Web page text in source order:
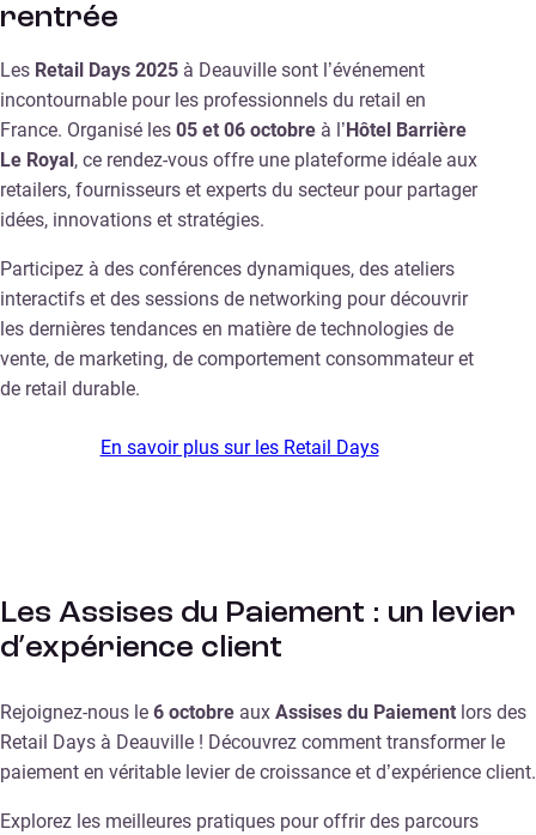
rentrée
Les Retail Days 2025 à Deauville sont l’événement
incontournable pour les professionnels du retail en
France. Organisé les 05 et 06 octobre à l’Hôtel Barrière
Le Royal, ce rendez-vous offre une plateforme idéale aux
retailers, fournisseurs et experts du secteur pour partager
idées, innovations et stratégies.
Participez à des conférences dynamiques, des ateliers
interactifs et des sessions de networking pour découvrir
les dernières tendances en matière de technologies de
vente, de marketing, de comportement consommateur et
de retail durable.
En savoir plus sur les Retail Days
Les Assises du Paiement : un levier
d’expérience client
Rejoignez-nous le 6 octobre aux Assises du Paiement lors des
Retail Days à Deauville ! Découvrez comment transformer le
paiement en véritable levier de croissance et d’expérience client.
Explorez les meilleures pratiques pour offrir des parcours